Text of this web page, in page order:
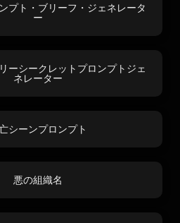
プト・ブリーフ・ジェネレータ
ー
ーシークレットプロンプトジェ
ネレーター
シーンプロンプト
悪の組織名